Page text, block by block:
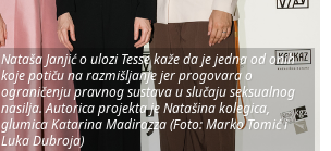
Nataša Janjić o ulozi Tesse kaže da je jedna od onih
koje potiču na razmišljanje jer progovara o
ograničenju pravnog sustava u slučaju seksualnog
nasilja. Autorica projekta je Natašina kolegica,
glumica Katarina Madirazza (Foto: Marko Tomić i
Luka Dubroja)